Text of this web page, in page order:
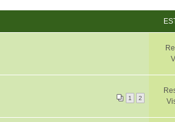
1 2